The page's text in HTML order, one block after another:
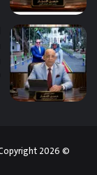
© Copyright 2026, جميع الحقوق محفوظة | تصميم